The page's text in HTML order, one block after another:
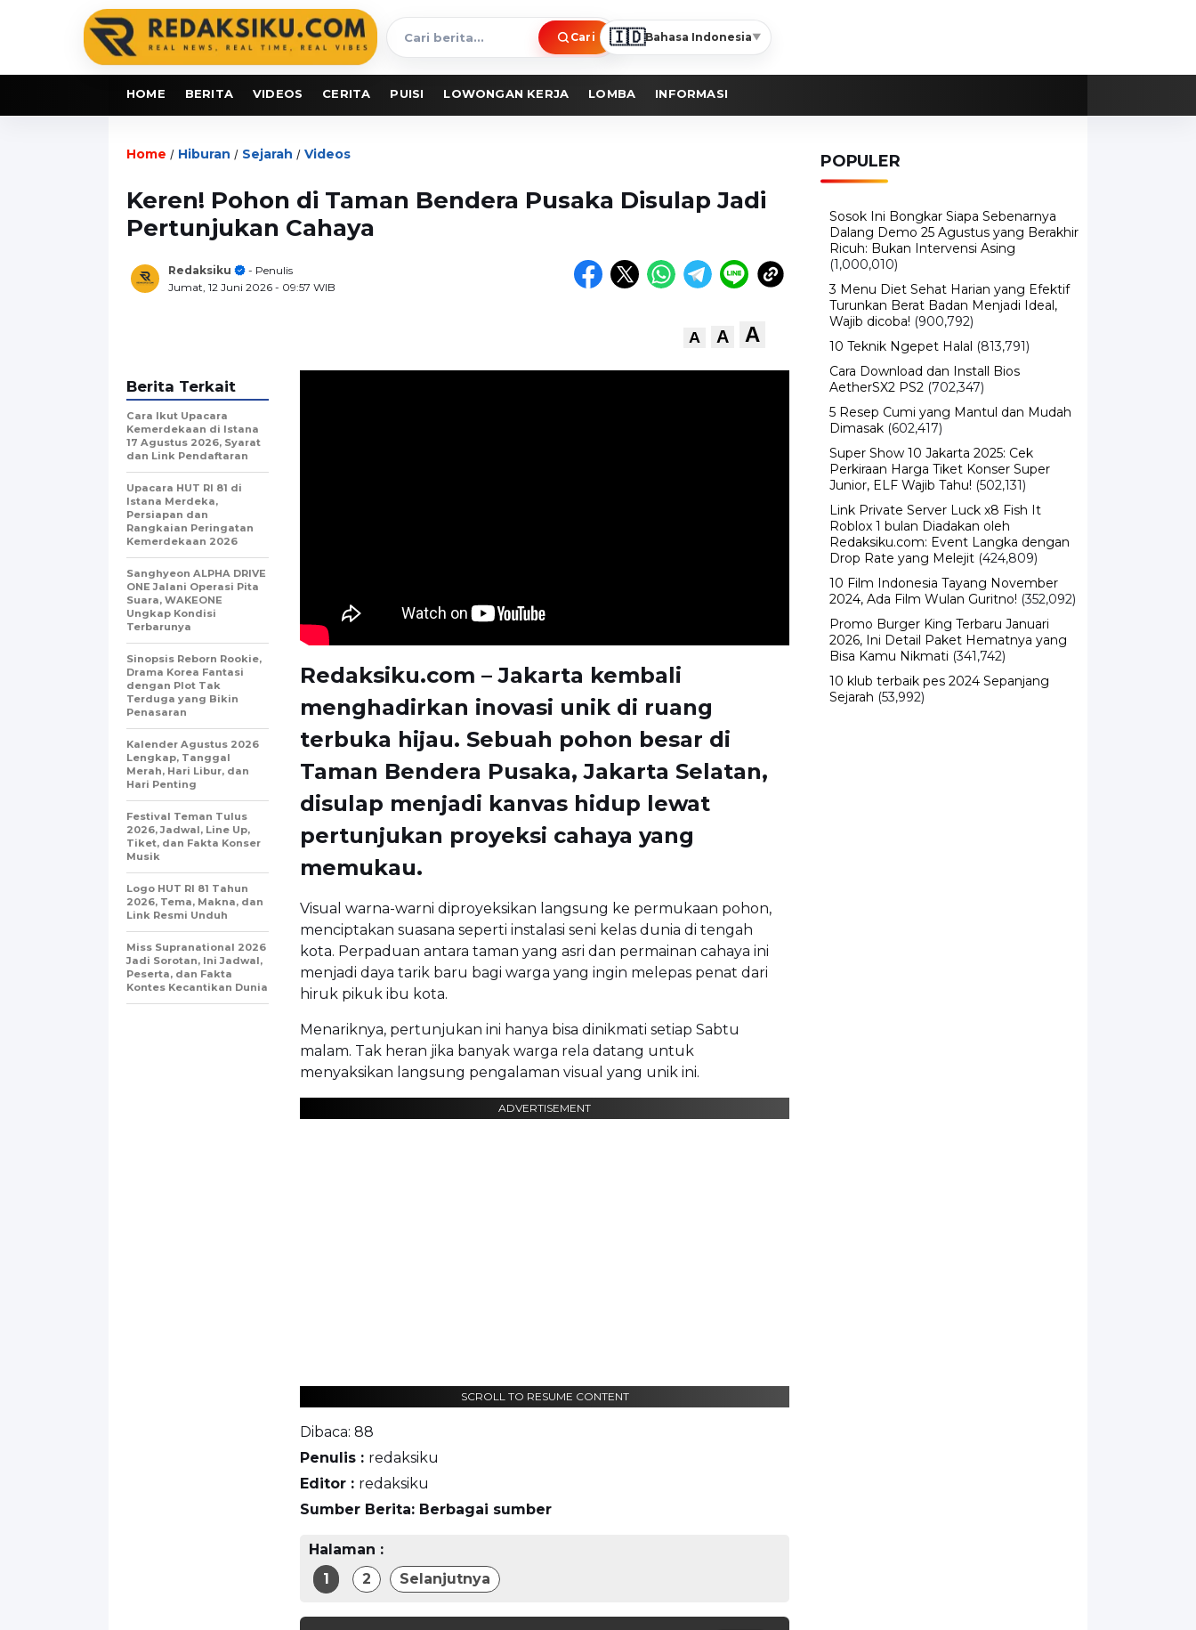
Cari
berita
Cari 🇮🇩Bahasa Indonesia▼
HOME BERITA VIDEOS CERITA PUISI LOWONGAN KERJA LOMBA INFORMASI
Home / Hiburan / Sejarah / Videos
Keren! Pohon di Taman Bendera Pusaka Disulap Jadi
Pertunjukan Cahaya
Redaksiku
- Penulis
Jumat, 12 Juni 2026 - 09:57 WIB
A A A
Redaksiku.com – Jakarta kembali
menghadirkan inovasi unik di ruang
terbuka hijau. Sebuah pohon besar di
Taman Bendera Pusaka, Jakarta Selatan,
disulap menjadi kanvas hidup lewat
pertunjukan proyeksi cahaya yang
memukau.
Visual warna-warni diproyeksikan langsung ke permukaan pohon,
menciptakan suasana seperti instalasi seni kelas dunia di tengah
kota. Perpaduan antara taman yang asri dan permainan cahaya ini
menjadi daya tarik baru bagi warga yang ingin melepas penat dari
hiruk pikuk ibu kota.
Menariknya, pertunjukan ini hanya bisa dinikmati setiap Sabtu
malam. Tak heran jika banyak warga rela datang untuk
menyaksikan langsung pengalaman visual yang unik ini.
ADVERTISEMENT
SCROLL TO RESUME CONTENT
Dibaca: 88
Penulis : redaksiku
Editor : redaksiku
Sumber Berita: Berbagai sumber
Halaman :
1
2 Selanjutnya
Berita Terkait
Cara Ikut Upacara
Kemerdekaan di Istana
17 Agustus 2026, Syarat
dan Link Pendaftaran
Upacara HUT RI 81 di
Istana Merdeka,
Persiapan dan
Rangkaian Peringatan
Kemerdekaan 2026
Sanghyeon ALPHA DRIVE
ONE Jalani Operasi Pita
Suara, WAKEONE
Ungkap Kondisi
Terbarunya
Sinopsis Reborn Rookie,
Drama Korea Fantasi
dengan Plot Tak
Terduga yang Bikin
Penasaran
Kalender Agustus 2026
Lengkap, Tanggal
Merah, Hari Libur, dan
Hari Penting
Festival Teman Tulus
2026, Jadwal, Line Up,
Tiket, dan Fakta Konser
Musik
Logo HUT RI 81 Tahun
2026, Tema, Makna, dan
Link Resmi Unduh
Miss Supranational 2026
Jadi Sorotan, Ini Jadwal,
Peserta, dan Fakta
Kontes Kecantikan Dunia
POPULER
Sosok Ini Bongkar Siapa Sebenarnya
Dalang Demo 25 Agustus yang Berakhir
Ricuh: Bukan Intervensi Asing
(1,000,010)
3 Menu Diet Sehat Harian yang Efektif
Turunkan Berat Badan Menjadi Ideal,
Wajib dicoba! (900,792)
10 Teknik Ngepet Halal (813,791)
Cara Download dan Install Bios
AetherSX2 PS2 (702,347)
5 Resep Cumi yang Mantul dan Mudah
Dimasak (602,417)
Super Show 10 Jakarta 2025: Cek
Perkiraan Harga Tiket Konser Super
Junior, ELF Wajib Tahu! (502,131)
Link Private Server Luck x8 Fish It
Roblox 1 bulan Diadakan oleh
Redaksiku.com: Event Langka dengan
Drop Rate yang Melejit (424,809)
10 Film Indonesia Tayang November
2024, Ada Film Wulan Guritno! (352,092)
Promo Burger King Terbaru Januari
2026, Ini Detail Paket Hematnya yang
Bisa Kamu Nikmati (341,742)
10 klub terbaik pes 2024 Sepanjang
Sejarah (53,992)